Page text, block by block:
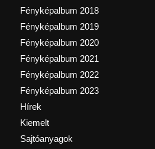
Fényképalbum 2018
Fényképalbum 2019
Fényképalbum 2020
Fényképalbum 2021
Fényképalbum 2022
Fényképalbum 2023
Hírek
Kiemelt
Sajtóanyagok